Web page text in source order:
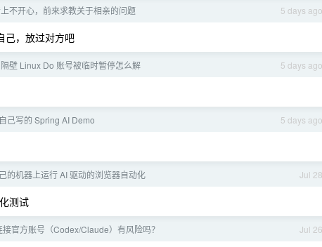
5 days ago
不开心，前来求教关于相亲的问题
己，放过对方吧
5 days ago
隔壁 Linux Do 账号被临时暂停怎么解
5 days ago
己写的 Spring AI Demo
Jul 28
的机器上运行 AI 驱动的浏览器自动化
测试
Jul 26
官方账号（Codex/Claude）有风险吗？